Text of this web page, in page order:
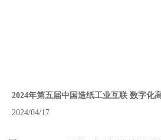
2024年第五届中国造纸工业互联 数字化
2024/04/17